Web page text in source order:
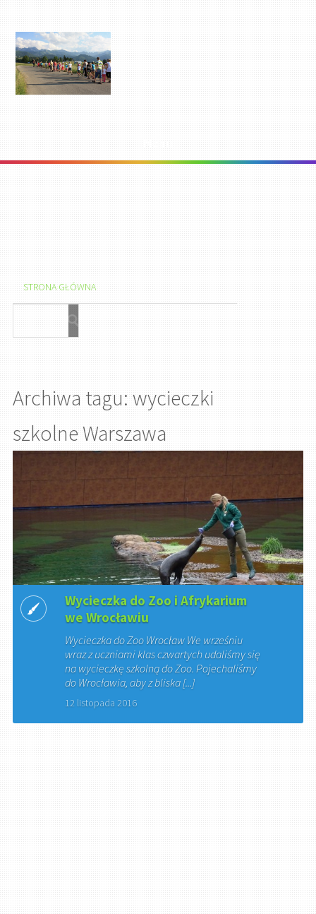
STRONA GŁÓWNA
Archiwa tagu: wycieczki
szkolne Warszawa
Wycieczka do Zoo i Afrykarium
we Wrocławiu
Wycieczka do Zoo Wrocław We wrześniu
wraz z uczniami klas czwartych udaliśmy się
na wycieczkę szkolną do Zoo. Pojechaliśmy
do Wrocławia, aby z bliska [...]
12 listopada 2016